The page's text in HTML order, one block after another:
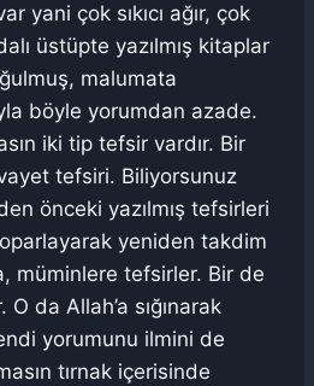
yani çok sıkıcı ağır, çok
üstüpte yazılmış kitaplar
malumata
böyle yorumdan azade.
iki tip tefsir vardır. Bir
tefsiri. Biliyorsunuz
önceki yazılmış tefsirleri
yeniden takdim
müminlere tefsirler. Bir de
da Allah’a sığınarak
yorumunu ilmini de
tırnak içerisinde